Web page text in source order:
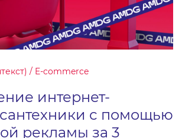
/ E-commerce
интернет-
с помощью
рекламы за 3